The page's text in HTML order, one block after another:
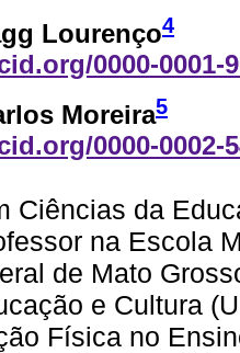
Lourenço4
0000-0001-
Moreira5
0000-0002-
Ciências da
na Escola
de Mato
e Cultura
Física no